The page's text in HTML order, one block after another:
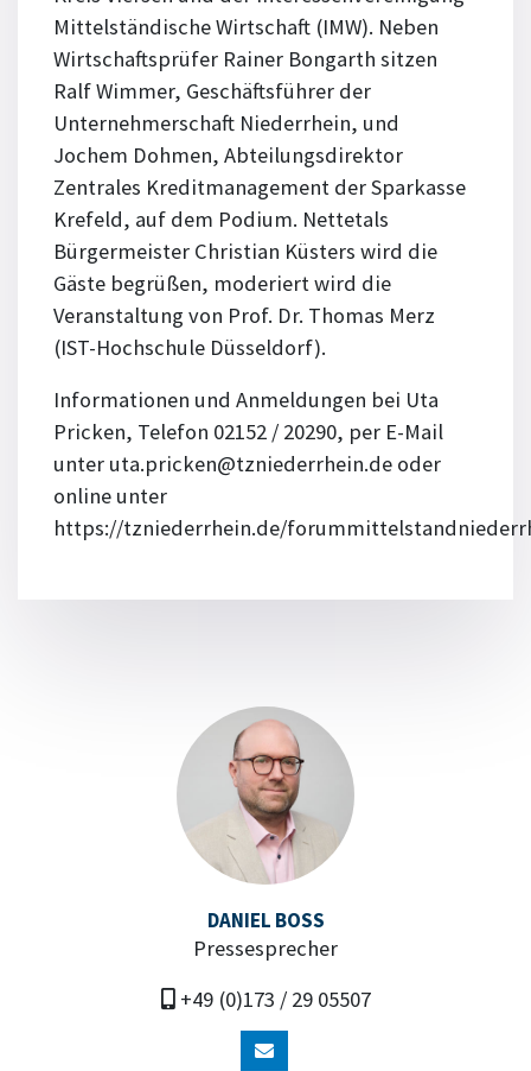
DANIEL BOSS
Pressesprecher
+49 (0)173 / 29 05507
Mittelständische Wirtschaft (IMW). Neben
Wirtschaftsprüfer Rainer Bongarth sitzen
Ralf Wimmer, Geschäftsführer der
Unternehmerschaft Niederrhein, und
Jochem Dohmen, Abteilungsdirektor
Zentrales Kreditmanagement der Sparkasse
Krefeld, auf dem Podium. Nettetals
Bürgermeister Christian Küsters wird die
Gäste begrüßen, moderiert wird die
Veranstaltung von Prof. Dr. Thomas Merz
(IST-Hochschule Düsseldorf).
Informationen und Anmeldungen bei Uta
Pricken, Telefon 02152 / 20290, per E-Mail
unter uta.pricken@tzniederrhein.de oder
online unter
https://tzniederrhein.de/